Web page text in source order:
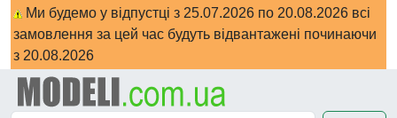
Ми будемо у відпустці з 25.07.2026 по 20.08.2026 всі
замовлення за цей час будуть відвантажені починаючи
з 20.08.2026